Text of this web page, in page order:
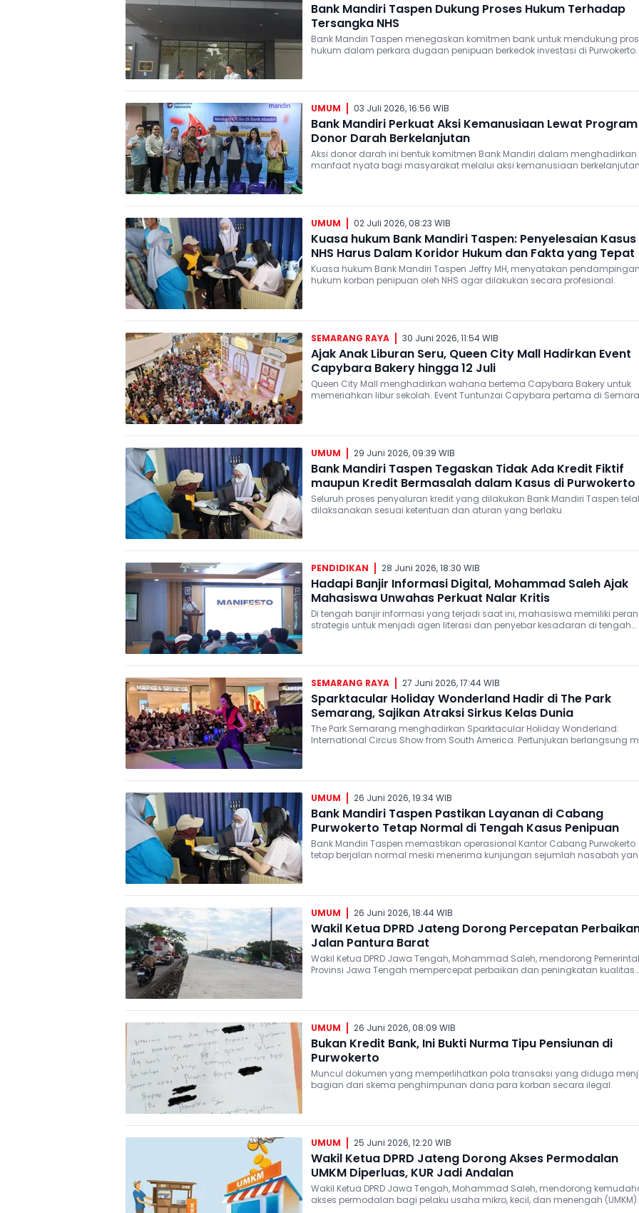
Bank Mandiri Taspen Dukung Proses Hukum Terhadap
Tersangka NHS
Bank Mandiri Taspen menegaskan komitmen bank untuk mendukung proses
hukum dalam perkara dugaan penipuan berkedok investasi di Purwokerto.
UMUM 03 Juli 2026, 16:56 WIB
Bank Mandiri Perkuat Aksi Kemanusiaan Lewat Program
Donor Darah Berkelanjutan
Aksi donor darah ini bentuk komitmen Bank Mandiri dalam menghadirkan
manfaat nyata bagi masyarakat melalui aksi kemanusiaan
UMUM 02 Juli 2026, 08:23 WIB
Kuasa hukum Bank Mandiri Taspen: Penyelesaian Kasus
NHS Harus Dalam Koridor Hukum dan Fakta yang Tepat
Kuasa hukum Bank Mandiri Taspen Jeffry MH, menyatakan
hukum korban penipuan oleh NHS agar dilakukan secara profesional.
SEMARANG RAYA 30 Juni 2026, 11:54 WIB
Ajak Anak Liburan Seru, Queen City Mall Hadirkan Event
Capybara Bakery hingga 12 Juli
Queen City Mall menghadirkan wahana bertema Capybara Bakery untuk
memeriahkan libur sekolah. Event Tuntunzai Capybara pertama di
UMUM 29 Juni 2026, 09:39 WIB
Bank Mandiri Taspen Tegaskan Tidak Ada Kredit Fiktif
maupun Kredit Bermasalah dalam Kasus di Purwokerto
Seluruh proses penyaluran kredit yang dilakukan Bank Mandiri Taspen
dilaksanakan sesuai ketentuan dan aturan yang berlaku.
PENDIDIKAN 28 Juni 2026, 18:30 WIB
Hadapi Banjir Informasi Digital, Mohammad Saleh Ajak
Mahasiswa Unwahas Perkuat Nalar Kritis
Di tengah banjir informasi yang terjadi saat ini, mahasiswa memiliki peran
strategis untuk menjadi agen literasi dan penyebar kesadaran di tengah
SEMARANG RAYA 27 Juni 2026, 17:44 WIB
Sparktacular Holiday Wonderland Hadir di The Park
Semarang, Sajikan Atraksi Sirkus Kelas Dunia
The Park Semarang menghadirkan Sparktacular Holiday Wonderland:
International Circus Show from South America. Pertunjukan berlangsung
UMUM 26 Juni 2026, 19:34 WIB
Bank Mandiri Taspen Pastikan Layanan di Cabang
Purwokerto Tetap Normal di Tengah Kasus Penipuan
Bank Mandiri Taspen memastikan operasional Kantor Cabang Purwokerto
tetap berjalan normal meski menerima kunjungan sejumlah nasabah
UMUM 26 Juni 2026, 18:44 WIB
Wakil Ketua DPRD Jateng Dorong Percepatan
Jalan Pantura Barat
Wakil Ketua DPRD Jawa Tengah, Mohammad Saleh, mendorong
Provinsi Jawa Tengah mempercepat perbaikan dan peningkatan kualitas
UMUM 26 Juni 2026, 08:09 WIB
Bukan Kredit Bank, Ini Bukti Nurma Tipu Pensiunan di
Purwokerto
Muncul dokumen yang memperlihatkan pola transaksi yang diduga
bagian dari skema penghimpunan dana para korban secara ilegal.
UMUM 25 Juni 2026, 12:20 WIB
Wakil Ketua DPRD Jateng Dorong Akses Permodalan
UMKM Diperluas, KUR Jadi Andalan
Wakil Ketua DPRD Jawa Tengah, Mohammad Saleh, mendorong
akses permodalan bagi pelaku usaha mikro, kecil, dan menengah (UMKM)